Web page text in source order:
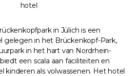
hotel
in Jülich is een
gelegen in het Brückenkopf-Park,
in het hart van Nordrhein-
een scala aan faciliteiten en
kinderen als volwassenen. Het hotel